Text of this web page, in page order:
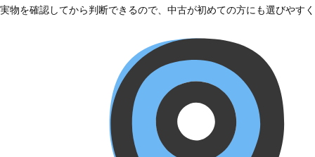
実物を確認してから判断できるので、中古が初めての方にも選びやす